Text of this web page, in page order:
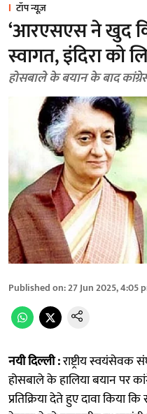
टॉप न्यूज़
‘आरएसएस ने खुद
स्वागत, इंदिरा को
होसबाले के बयान के बाद
Published on:27 Jun 2025, 4:05
नयी दिल्ली :राष्ट्रीय
होसबाले के हालिया बयान पर
प्रतिक्रिया देते हुए दावा किया